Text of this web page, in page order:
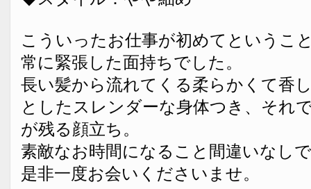
こういったお仕事が初めてというこ
常に緊張した面持ちでした。
長い髪から流れてくる柔らかくて香
としたスレンダーな身体つき、それ
が残る顔立ち。
素敵なお時間になること間違いなし
是非一度お会いくださいませ。